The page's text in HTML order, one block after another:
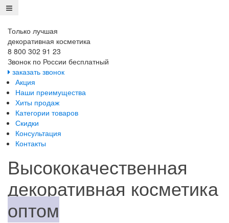
Только лучшая
декоративная косметика
8 800 302 91 23
Звонок по России бесплатный
заказать звонок
Акция
Наши преимущества
Хиты продаж
Категории товаров
Скидки
Консультация
Контакты
Высококачественная
декоративная косметика
оптом